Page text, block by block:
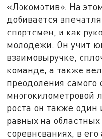
«Локомотив». На
добивается
спортсмен, и как
молодежи. Он учит
взаимовыручке,
команде, а также
преодоления самого
многокилометровой
роста он также один
равных на
соревнованиях, в